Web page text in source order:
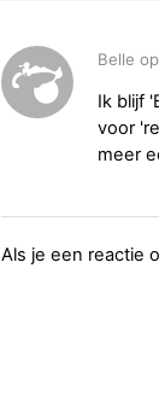
Belle
Ik blijf
voor
meer
Als je een reactie